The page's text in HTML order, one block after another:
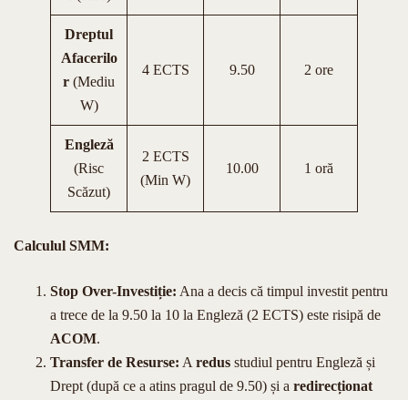
Dreptul
Afacerilo
r (Mediu
W)
4 ECTS 9.50 2 ore
Engleză
(Risc
Scăzut)
2 ECTS
(Min W)
10.00 1 oră
Calculul SMM:
Stop Over-Investiție: Ana a decis că timpul investit pentru
a trece de la 9.50 la 10 la Engleză (2 ECTS) este risipă de
ACOM.
Transfer de Resurse: A redus studiul pentru Engleză și
Drept (după ce a atins pragul de 9.50) și a redirecționat